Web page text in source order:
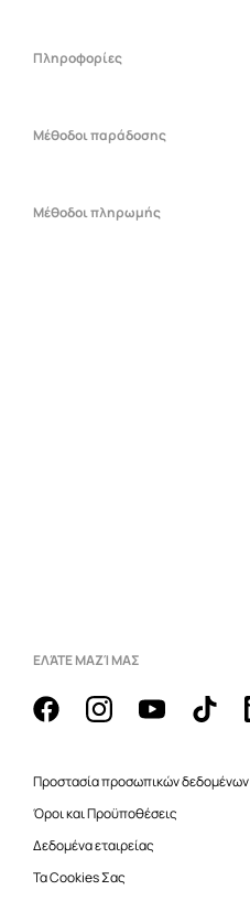
Πληροφορίες
Μέθοδοι παράδοσης
Μέθοδοι πληρωμής
ΕΛΆΤΕ ΜΑΖΊ ΜΑΣ
Προστασία προσωπικών δεδομένων
Όροι και Προϋποθέσεις
Δεδομένα εταιρείας
Τα Cookies Σας